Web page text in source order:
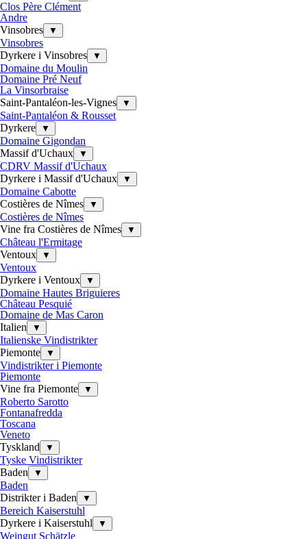
Clos Père Clément
Andre
Vinsobres
▼
Vinsobres
Dyrkere i Vinsobres
▼
Domaine du Moulin
Domaine Pré Neuf
La Vinsorbraise
Saint-Pantaléon-les-Vignes
▼
Saint-Pantaléon & Rousset
Dyrkere
▼
Domaine Gigondan
Massif d'Uchaux
▼
CDRV Massif d'Uchaux
Dyrkere i Massif d'Uchaux
▼
Domaine Cabotte
Costières de Nîmes
▼
Costières de Nîmes
Vine fra Costières de Nîmes
▼
Château l'Ermitage
Ventoux
▼
Ventoux
Dyrkere i Ventoux
▼
Domaine Hautes Briguieres
Château Pesquié
Domaine de Mas Caron
Italien
▼
Italienske Vindistrikter
Piemonte
▼
Vindistrikter i Piemonte
Piemonte
Vine fra Piemonte
▼
Roberto Sarotto
Fontanafredda
Toscana
Veneto
Tyskland
▼
Tyske Vindistrikter
Baden
▼
Baden
Distrikter i Baden
▼
Bereich Kaiserstuhl
Dyrkere i Kaiserstuhl
▼
Weingut Schätzle